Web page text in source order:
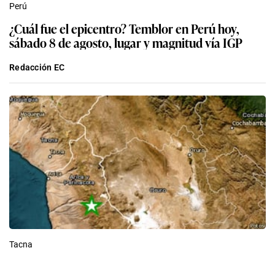
Perú
¿Cuál fue el epicentro? Temblor en Perú hoy,
sábado 8 de agosto, lugar y magnitud vía IGP
Redacción EC
Tacna